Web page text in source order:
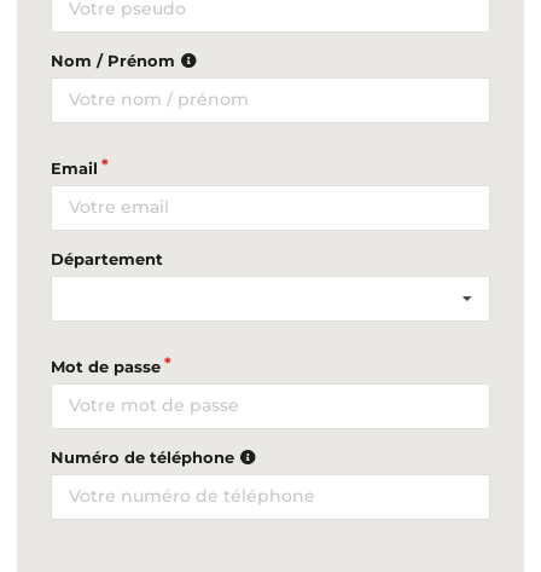
Nom / Prénom
Email
Département
Mot de passe
Numéro de téléphone